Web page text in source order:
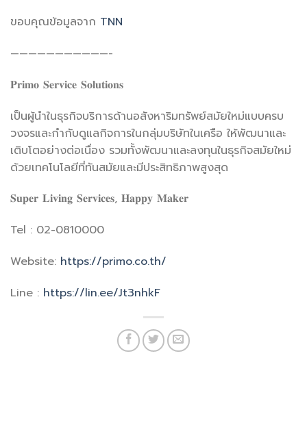
ขอบคุณข้อมูลจาก TNN
———————————-
𝐏𝐫𝐢𝐦𝐨 𝐒𝐞𝐫𝐯𝐢𝐜𝐞 𝐒𝐨𝐥𝐮𝐭𝐢𝐨𝐧𝐬
เป็นผู้นำในธุรกิจบริการด้านอสังหาริมทรัพย์สมัยใหม่แบบครบ
วงจรและกำกับดูแลกิจการในกลุ่มบริษัทในเครือ ให้พัฒนาและ
เติบโตอย่างต่อเนื่อง รวมทั้งพัฒนาและลงทุนในธุรกิจสมัยใหม่
ด้วยเทคโนโลยีที่ทันสมัยและมีประสิทธิภาพสูงสุด
𝐒𝐮𝐩𝐞𝐫 𝐋𝐢𝐯𝐢𝐧𝐠 𝐒𝐞𝐫𝐯𝐢𝐜𝐞𝐬, 𝐇𝐚𝐩𝐩𝐲 𝐌𝐚𝐤𝐞𝐫
Tel : 02-0810000
Website: https://primo.co.th/
Line : https://lin.ee/Jt3nhkF